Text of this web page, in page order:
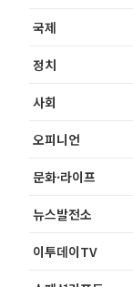
국제
정치
사회
오피니언
문화·라이프
뉴스발전소
이투데이TV